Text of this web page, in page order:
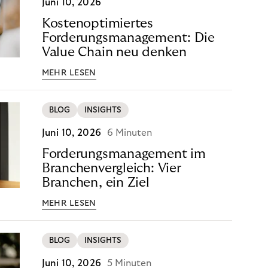
Juni 10, 2026
Kostenoptimiertes
Forderungsmanagement: Die
Value Chain neu denken
MEHR LESEN
BLOG INSIGHTS
Juni 10, 2026 6 Minuten
Forderungsmanagement im
Branchenvergleich: Vier
Branchen, ein Ziel
MEHR LESEN
BLOG INSIGHTS
Juni 10, 2026 5 Minuten